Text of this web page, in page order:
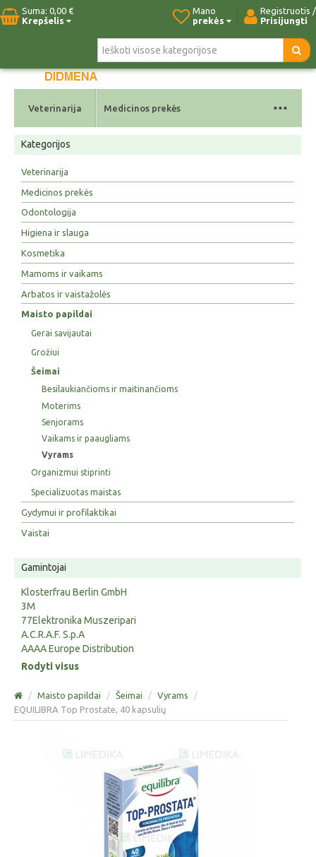
Suma: 0,00 €
Krepšelis
Registruotis /
Prisijungti
Mano
prekės
Pradžia Naujos prekės Kontaktai
Veterinarija Medicinos prekės ...
Kategorijos
Veterinarija
Medicinos prekės
Odontologija
Higiena ir slauga
Kosmetika
Mamoms ir vaikams
Arbatos ir vaistažolės
Maisto papildai
Gerai savijautai
Grožiui
Šeimai
Besilaukiančioms ir maitinančioms
Moterims
Senjorams
Vaikams ir paaugliams
Vyrams
Organizmui stiprinti
Specializuotas maistas
Gydymui ir profilaktikai
Vaistai
Gamintojai
Klosterfrau Berlin GmbH
3M
77Elektronika Muszeripari
A.C.R.A.F. S.p.A
AAAA Europe Distribution
Rodyti visus
/ Maisto papildai / Šeimai / Vyrams
/
EQUILIBRA Top Prostate, 40 kapsulių